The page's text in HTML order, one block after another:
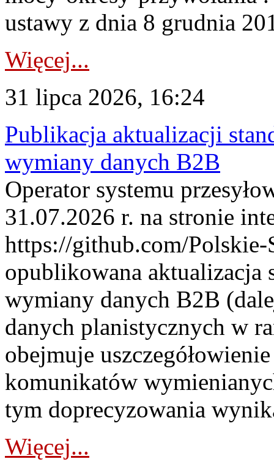
ustawy z dnia 8 grudnia
Więcej...
31 lipca 2026, 16:24
Publikacja aktualizacji
wymiany danych B2B
Operator systemu
31.07.2026 r. na stronie
https://github.com/Polskie-
opublikowana aktualizacja
wymiany danych B2B
danych planistycznych w
obejmuje
komunikatów
tym doprecyzowania
Więcej...